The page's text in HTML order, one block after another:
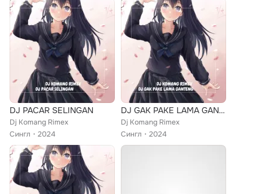
DJ PACAR SELINGAN
Dj Komang Rimex
Сингл
2024
DJ GAK PAKE LAMA GANTENG
Dj Komang Rimex
Сингл
2024